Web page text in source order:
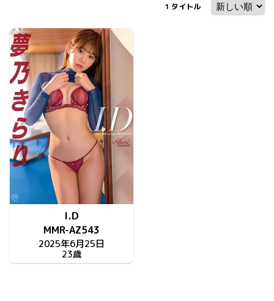
1 タイトル
I.D
MMR-AZ543
2025年6月25日
23歳